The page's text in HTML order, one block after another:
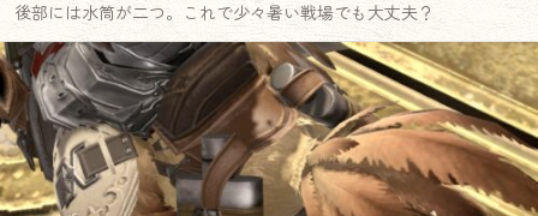
後部には水筒が二つ。これで少々暑い戦場でも大丈夫？